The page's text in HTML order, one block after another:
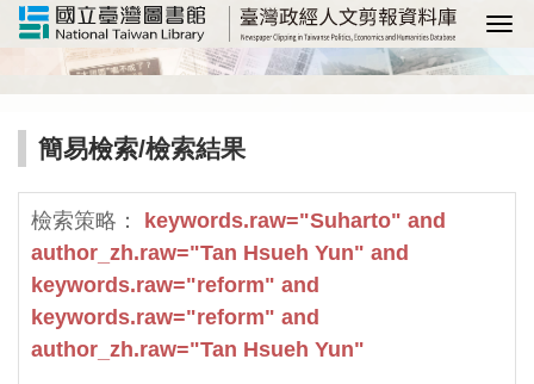
選
簡易檢索/檢索結果
檢索策略：
keywords.raw="Suharto" and
author_zh.raw="Tan Hsueh Yun" and
keywords.raw="reform" and
keywords.raw="reform" and
author_zh.raw="Tan Hsueh Yun"